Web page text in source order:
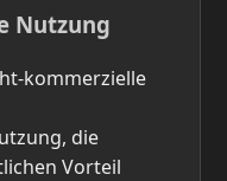
Nutzung
kommerzielle
die
Vorteil